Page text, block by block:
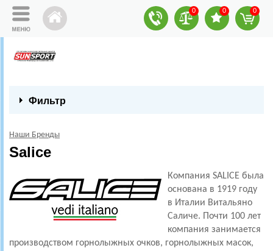
0 0 0
Фильтр
Наши Бренды
Salice
Компания SALICE была
основана в 1919 году
в Италии Витальяно
Саличе. Почти 100 лет
компания занимается
производством горнолыжных очков, горнолыжных масок,